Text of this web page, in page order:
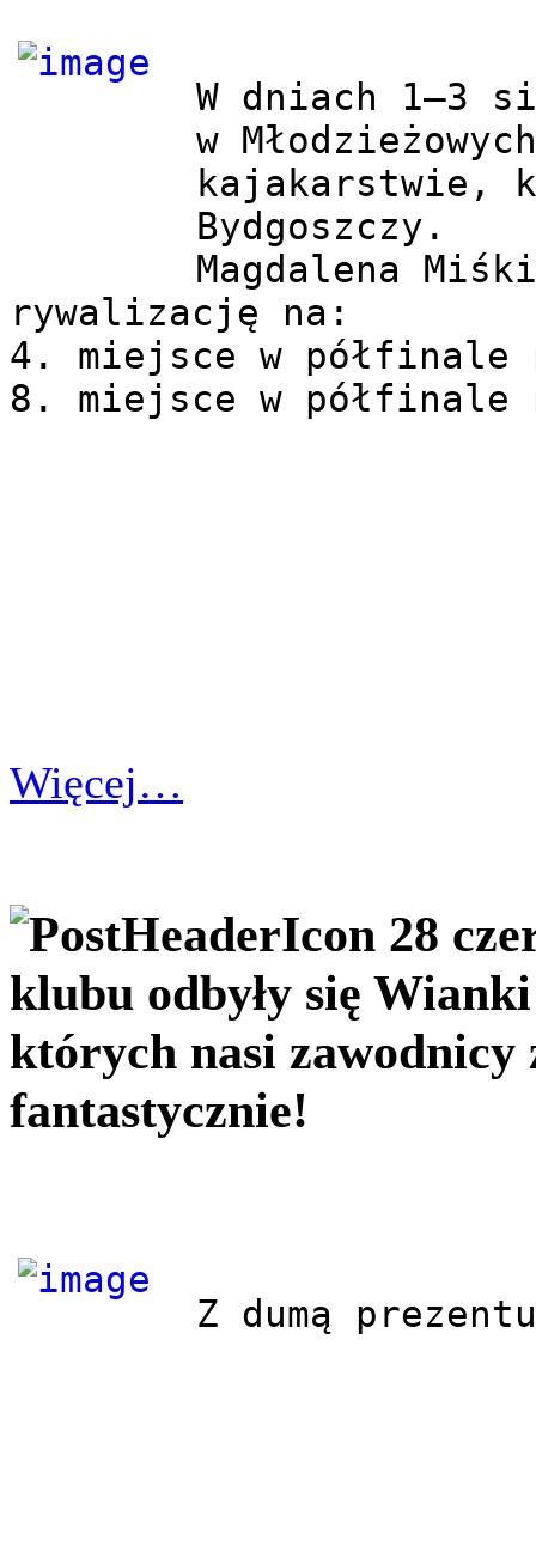
W dniach 1–3
w
kajakarstwie,
Bydgoszczy.
Magdalena
rywalizację na:
4. miejsce w półfinale
8. miejsce w półfinale
Więcej…
28
klubu odbyły się
których nasi zawodnicy
fantastycznie!
Z dumą